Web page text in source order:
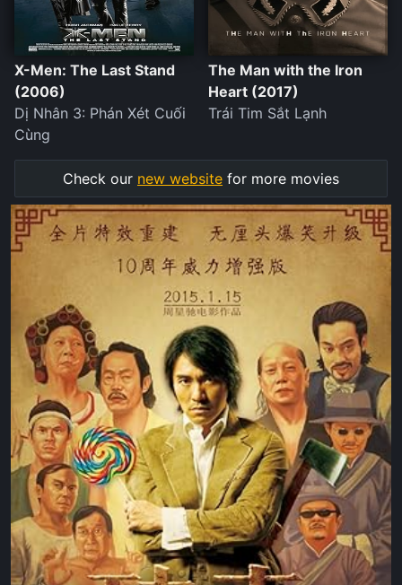
X-Men: The Last Stand
(2006)
Dị Nhân 3: Phán Xét Cuối
Cùng
The Man with the Iron
Heart (2017)
Trái Tim Sắt Lạnh
Check our new website for more movies